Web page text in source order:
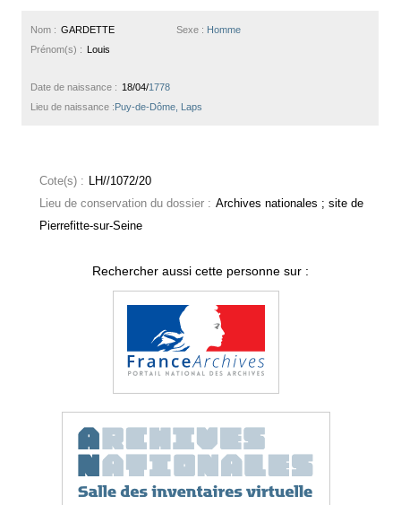
Sexe : Homme
Nom : GARDETTE
Prénom(s) : Louis
Date de naissance : 18/04/1778
Lieu de naissance :Puy-de-Dôme, Laps
Cote(s) : LH//1072/20
Lieu de conservation du dossier : Archives nationales ; site de
Pierrefitte-sur-Seine
Rechercher aussi cette personne sur :